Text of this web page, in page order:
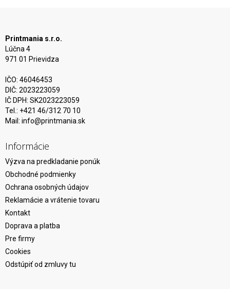
Printmania s.r.o.
Lúčna 4
971 01 Prievidza
IČO: 46046453
DIČ: 2023223059
IČ DPH: SK2023223059
Tel.: +421 46/312 70 10
Mail: info@printmania.sk
Informácie
Výzva na predkladanie ponúk
Obchodné podmienky
Ochrana osobných údajov
Reklamácie a vrátenie tovaru
Kontakt
Doprava a platba
Pre firmy
Cookies
Odstúpiť od zmluvy tu